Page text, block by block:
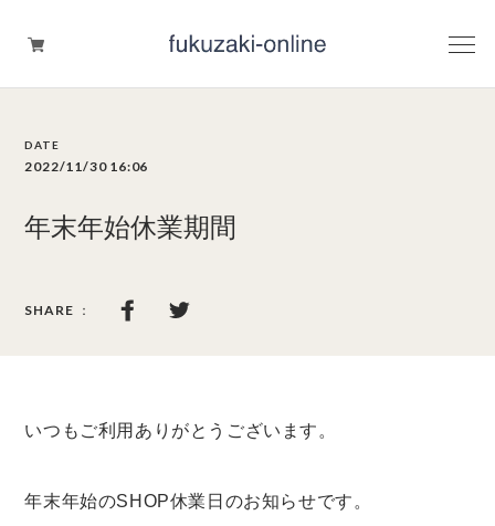
保湿
年末年始休業期間
2022/11/30 16:06
いつもご利用ありがとうございます。
年末年始のSHOP休業日のお知らせです。